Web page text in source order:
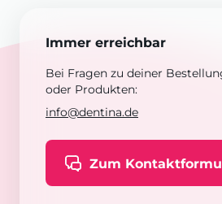
Immer erreichbar
Bei Fragen zu deiner
oder Produkten:
info@dentina.de
Zum